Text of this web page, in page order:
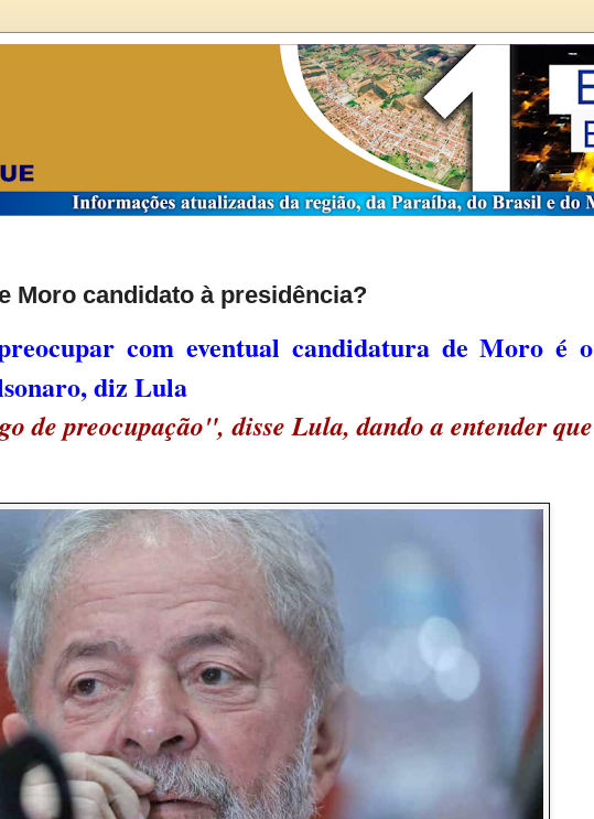
Moro candidato à presidência?
com eventual candidatura de Moro é o
diz Lula
de preocupação", disse Lula, dando a entender que